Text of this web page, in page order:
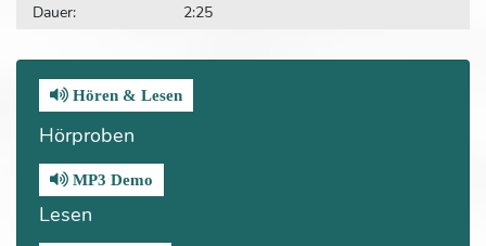
Dauer:
2:25
Hören & Lesen
Hörproben
MP3 Demo
Lesen